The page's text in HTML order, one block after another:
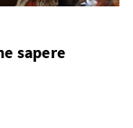
sapere